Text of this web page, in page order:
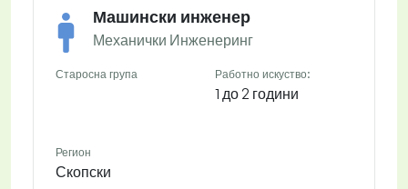
Машински инженер
Механички Инженеринг
Старосна група Работно искуство:
1 до 2 години
Регион
Скопски